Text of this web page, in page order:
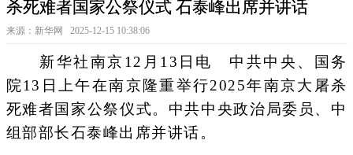
杀死难者国家公祭仪式 石泰峰出席并讲话
来源：新华网 2025-12-15 10:38:06
新华社南京12月13日电 中共中央、国务
院13日上午在南京隆重举行2025年南京大屠杀
死难者国家公祭仪式。中共中央政治局委员、中
组部部长石泰峰出席并讲话。